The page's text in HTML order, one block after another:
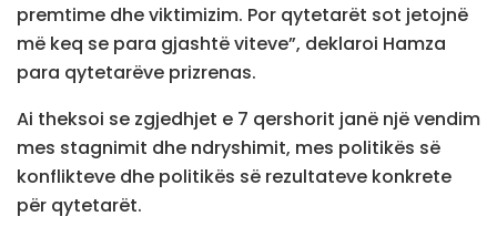
premtime dhe viktimizim. Por qytetarët sot jetojnë
më keq se para gjashtë viteve”, deklaroi Hamza
para qytetarëve prizrenas.
Ai theksoi se zgjedhjet e 7 qershorit janë një vendim
mes stagnimit dhe ndryshimit, mes politikës së
konflikteve dhe politikës së rezultateve konkrete
për qytetarët.